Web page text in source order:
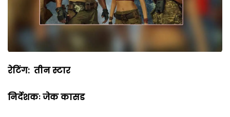
रेटिंग: तीन स्टार
निर्देशकः जेक कासड